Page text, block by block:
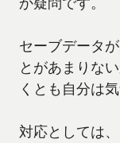
セーブデータ
とがあまりな
くとも自分は
対応としては